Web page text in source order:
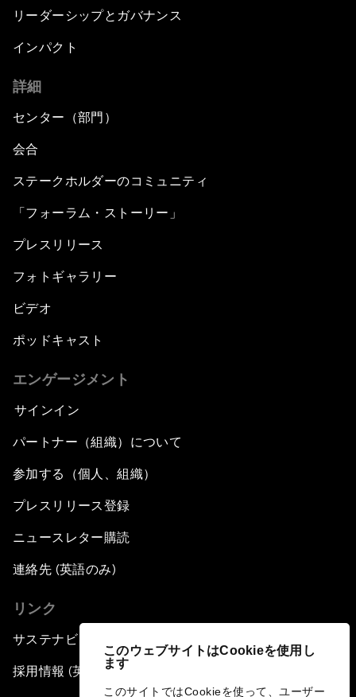
このウェブサイトはCookieを使用し
ます
このサイトではCookieを使って、ユーザー
リーダーシップとガバナンス
インパクト
詳細
センター（部門）
会合
ステークホルダーのコミュニティ
「フォーラム・ストーリー」
プレスリリース
フォトギャラリー
ビデオ
ポッドキャスト
エンゲージメント
サインイン
パートナー（組織）について
参加する（個人、組織）
プレスリリース登録
ニュースレター購読
連絡先 (英語のみ)
リンク
サステナビリティへの取り組み
採用情報 (英語のみ)